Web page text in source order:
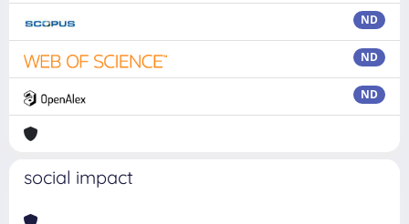
ND
ND
ND
social impact